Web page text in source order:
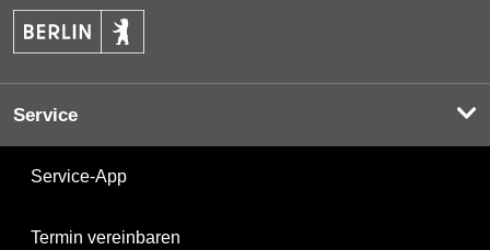
Service
Service-App
Termin vereinbaren